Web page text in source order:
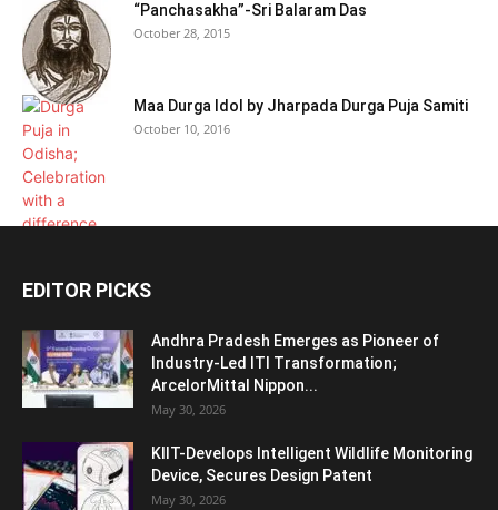
“Panchasakha”-Sri Balaram Das
October 28, 2015
Maa Durga Idol by Jharpada Durga Puja Samiti
October 10, 2016
EDITOR PICKS
Andhra Pradesh Emerges as Pioneer of
Industry-Led ITI Transformation;
ArcelorMittal Nippon...
May 30, 2026
KIIT-Develops Intelligent Wildlife Monitoring
Device, Secures Design Patent
May 30, 2026